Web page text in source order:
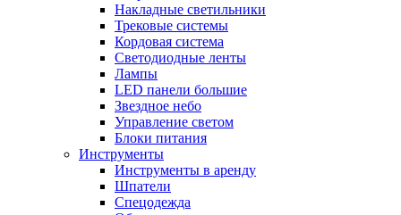
Накладные светильники
Трековые системы
Кордовая система
Светодиодные ленты
Лампы
LED панели большие
Звездное небо
Управление светом
Блоки питания
Инструменты
Инструменты в аренду
Шпатели
Спецодежда